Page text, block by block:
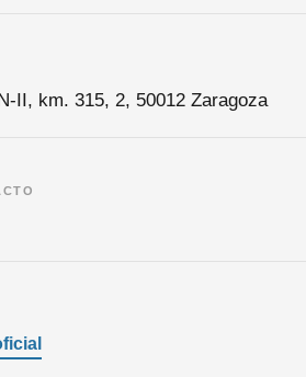
II, km. 315, 2, 50012 Zaragoza